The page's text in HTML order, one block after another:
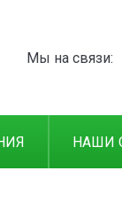
Мы на связи:
НАШИ